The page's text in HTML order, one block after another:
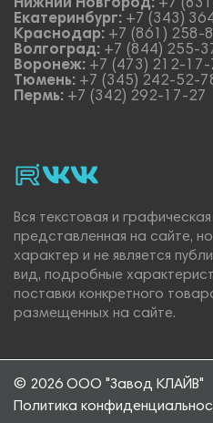
Нижний Новгород: +7
Екатеринбург: +7 (343)
Краснодар: +7 (861) 258-
Волгоград: +7 (844) 255-
Воронеж: +7 (473) 212-17-
Тюмень: +7 (345) 242-52-
Пермь: +7 (342) 292-17-27
rutubevk_video.
Vk.
Вся текстовая и
представленная на сайте,
характер и не является
вид, подробные
поставки конкретного
размещенных на сайте.
© 2026 ООО "Завод КЛАЙВ"
Политика